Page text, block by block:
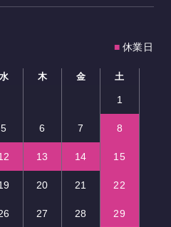
■ 休業日
水 木 金 土
1
5 6 7 8
13 14 15
20 21 22
27 28 29